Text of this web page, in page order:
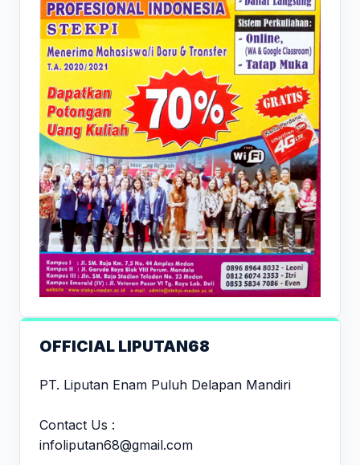
OFFICIAL LIPUTAN68
PT. Liputan Enam Puluh Delapan Mandiri
Contact Us :
infoliputan68@gmail.com